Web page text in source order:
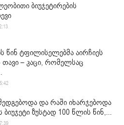
ბიუჯეტირების
წინ ტფილისელებმა აირჩიეს
თავი – კაცი, რომელსაც
და რაში იხარჯებოდა
ბიუჯეტი ზუსტად 100 წლის წინ,...